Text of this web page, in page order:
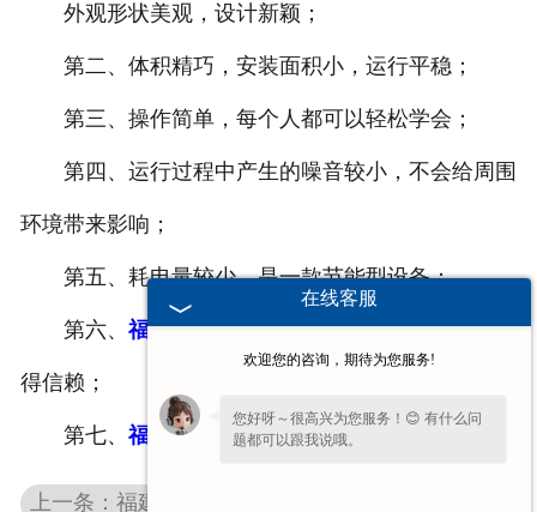
福建起重电磁吸盘
福建升降平台
福建液压货梯
- 福建举升机
福建电动轨道平车
外观形状美观，设计新颖；
第二、体积精巧，安装面积小，运行平稳；
第三、操作简单，每个人都可以轻松学会；
第四、运行过程中产生的噪音较小，不会给周围
环境带来影响；
第五、耗电量较少，是一款节能型设备；
第六、 福建电动葫芦的创新科技，作业让您更值
得信赖；
第七、 福建地铁用电动葫芦价格偏低。
上一条：福建AK电动葫芦
在线客服
欢迎您的咨询，期待为您服务!
您好呀～很高兴为您服务！😊 有什么问
题都可以跟我说哦。